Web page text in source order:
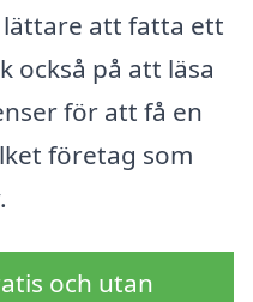
att fatta ett
också på att läsa
för att få en
företag som
och utan